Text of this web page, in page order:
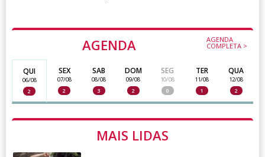
AGENDA AGENDA
COMPLETA >
QUI
06/08
2
SEX
07/08
2
SAB
08/08
3
DOM
09/08
2
SEG
10/08
0
TER
11/08
1
QUA
12/08
2
MAIS LIDAS